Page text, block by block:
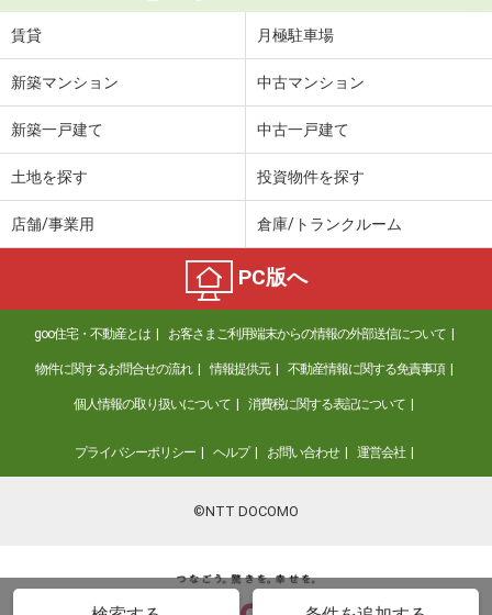
賃貸 月極駐車場
新築マンション 中古マンション
新築一戸建て 中古一戸建て
土地を探す 投資物件を探す
店舗/事業用 倉庫/トランクルーム
PC版へ
goo住宅・不動産とは お客さまご利用端末からの情報の外部送信について
物件に関するお問合せの流れ 情報提供元 不動産情報に関する免責事項
個人情報の取り扱いについて 消費税に関する表記について
プライバシーポリシー ヘルプ お問い合わせ 運営会社
©NTT DOCOMO